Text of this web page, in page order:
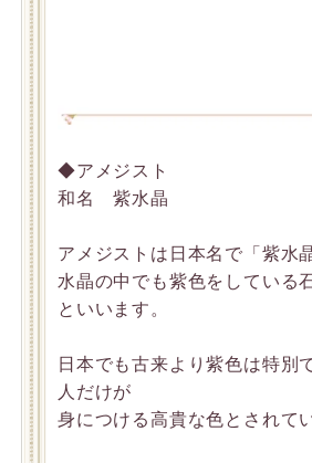
◆アメジスト
和名 紫水晶
アメジストは日本名で「紫水
水晶の中でも紫色をしている
といいます。
日本でも古来より紫色は特別
人だけが
身につける高貴な色とされて